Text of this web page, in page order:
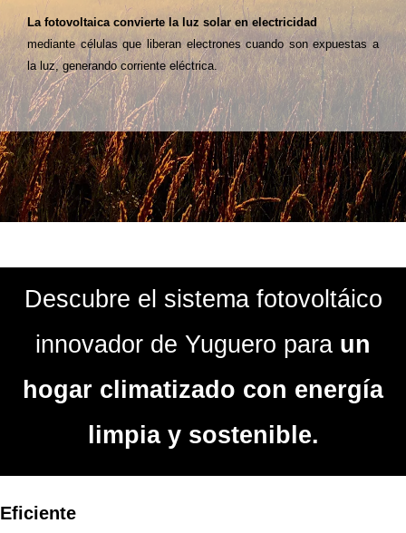
La fotovoltaica convierte la luz solar en electricidad
mediante células que liberan electrones cuando son expuestas a
la luz, generando corriente eléctrica.
Descubre el sistema fotovoltáico
innovador de Yuguero para un
hogar climatizado con energía
limpia y sostenible.
Eficiente